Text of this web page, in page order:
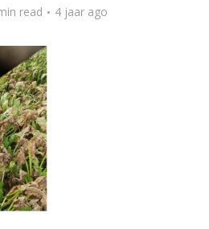
read 4 jaar ago